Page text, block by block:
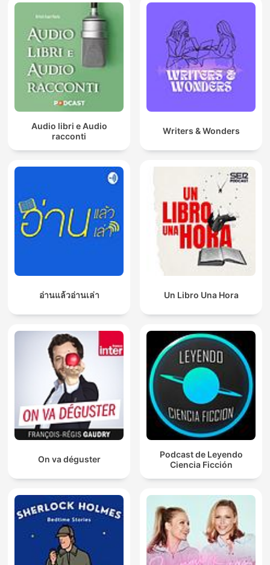
Audio libri e Audio
racconti
Writers & Wonders
อ่านแล้วอ่านเล่า Un Libro Una Hora
On va déguster
Podcast de Leyendo
Ciencia Ficción